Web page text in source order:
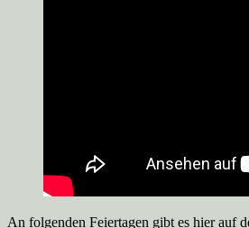
An folgenden Feiertagen gibt es hier auf